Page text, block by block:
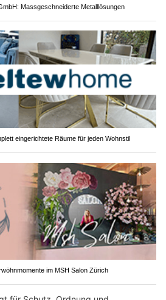
Massgeschneiderte Metalllösungen
eingerichtete Räume für jeden Wohnstil
im MSH Salon Zürich